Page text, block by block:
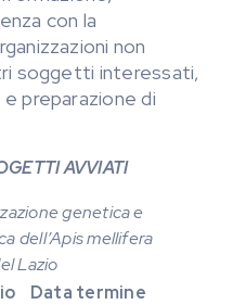
con la
non
soggetti interessati,
preparazione di
AVVIATI
genetica e
dell’Apis mellifera
Lazio
Data termine